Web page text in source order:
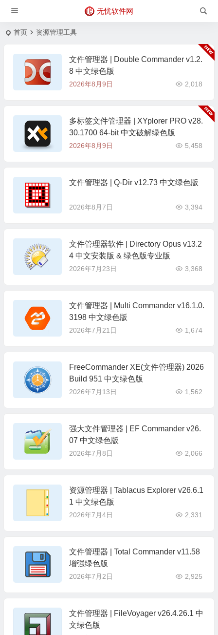
无忧软件网
首页 资源管理工具
文件管理器 | Double Commander v1.2.
8 中文绿色版
2026年8月9日 2,018
多标签文件管理器 | XYplorer PRO v28.
30.1700 64-bit 中文破解绿色版
2026年8月9日 5,458
文件管理器 | Q-Dir v12.73 中文绿色版
2026年8月7日 3,394
文件管理器软件 | Directory Opus v13.2
4 中文安装版 & 绿色版专业版
2026年7月23日 3,368
文件管理器 | Multi Commander v16.1.0.
3198 中文绿色版
2026年7月21日 1,674
FreeCommander XE(文件管理器) 2026
Build 951 中文绿色版
2026年7月13日 1,562
强大文件管理器 | EF Commander v26.
07 中文绿色版
2026年7月8日 2,066
资源管理器 | Tablacus Explorer v26.6.1
1 中文绿色版
2026年7月4日 2,331
文件管理器 | Total Commander v11.58
增强绿色版
2026年7月2日 2,925
文件管理器 | FileVoyager v26.4.26.1 中
文绿色版